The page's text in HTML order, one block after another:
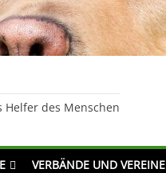
Helfer des Menschen
VERBÄNDE UND VEREINE